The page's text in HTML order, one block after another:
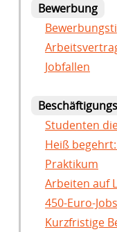
Bewerbung
Jobfallen
Studenten
Heiß
Praktikum
Arbeiten auf
450-Euro-Jobs
Kurzfristige